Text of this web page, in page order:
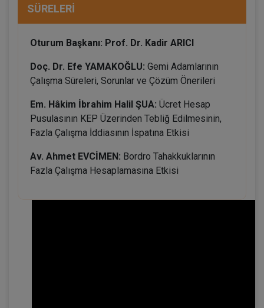
SÜRELERİ
Oturum Başkanı: Prof. Dr. Kadir ARICI
Doç. Dr. Efe YAMAKOĞLU: Gemi Adamlarının
Çalışma Süreleri, Sorunlar ve Çözüm Önerileri
Em. Hâkim İbrahim Halil ŞUA: Ücret Hesap
Pusulasının KEP Üzerinden Tebliğ Edilmesinin,
Fazla Çalışma İddiasının İspatına Etkisi
Av. Ahmet EVCİMEN: Bordro Tahakkuklarının
Fazla Çalışma Hesaplamasına Etkisi